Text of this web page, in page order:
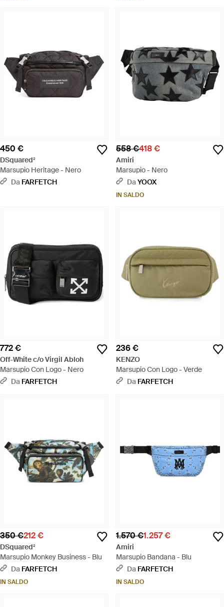
450 €
DSquared²
Marsupio Heritage - Nero
Da FARFETCH
558 €418 €
Amiri
Marsupio - Nero
DaYOOX
IN SALDO
772 €
Off-White c/o Virgil Abloh
Marsupio Con Logo - Nero
Da FARFETCH
236 €
KENZO
Marsupio Con Logo - Verde
Da FARFETCH
350 €212 €
DSquared²
Marsupio Monkey Business - Blu
Da FARFETCH
IN SALDO
1.570 €1.257 €
Amiri
Marsupio Bandana - Blu
Da FARFETCH
IN SALDO